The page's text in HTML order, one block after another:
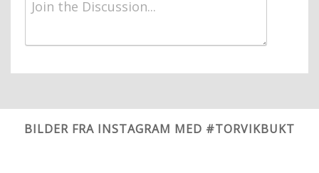
BILDER FRA INSTAGRAM MED #TORVIKBUKT